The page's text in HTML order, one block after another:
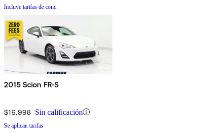
Incluye tarifas de conc.
2015 Scion FR-S
$16,998 Sin calificación
Se aplican tarifas